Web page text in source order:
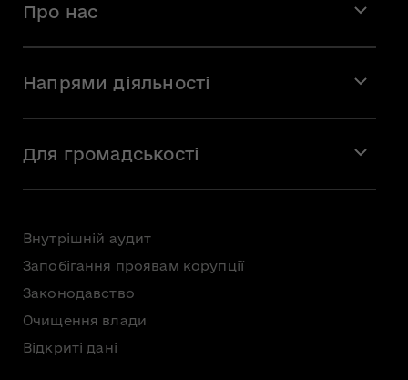
Про нас
Команда
Вакансії
Напрями діяльності
Мистецька освіта
Для громадськості
Внутрішній аудит
Запобігання проявам корупції
Законодавство
Очищення влади
Відкриті дані